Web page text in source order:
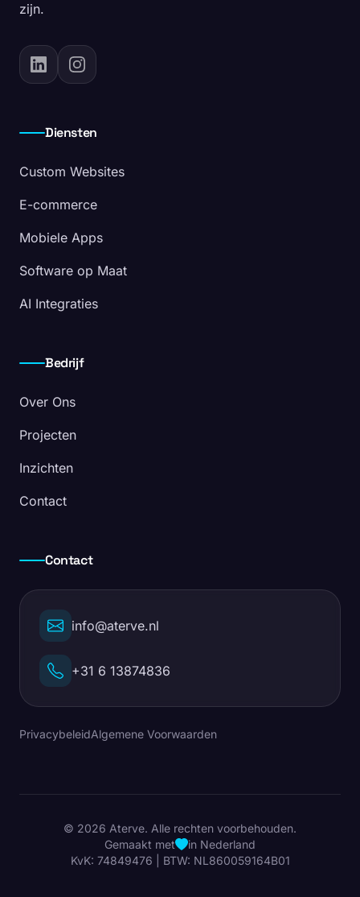
zijn.
Diensten
Custom Websites
E-commerce
Mobiele Apps
Software op Maat
AI Integraties
Bedrijf
Over Ons
Projecten
Inzichten
Contact
Contact
info@aterve.nl
+31 6 13874836
PrivacybeleidAlgemene Voorwaarden
© 2026 Aterve. Alle rechten voorbehouden.
Gemaakt met
in Nederland
KvK: 74849476 | BTW: NL860059164B01